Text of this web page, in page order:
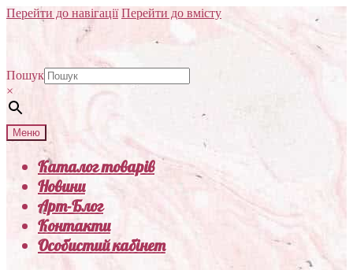
Перейти до навігації Перейти до вмісту
Пошук
×
Меню
Каталог товарів
Новини
Арт-Блог
Контакти
Особистий кабінет